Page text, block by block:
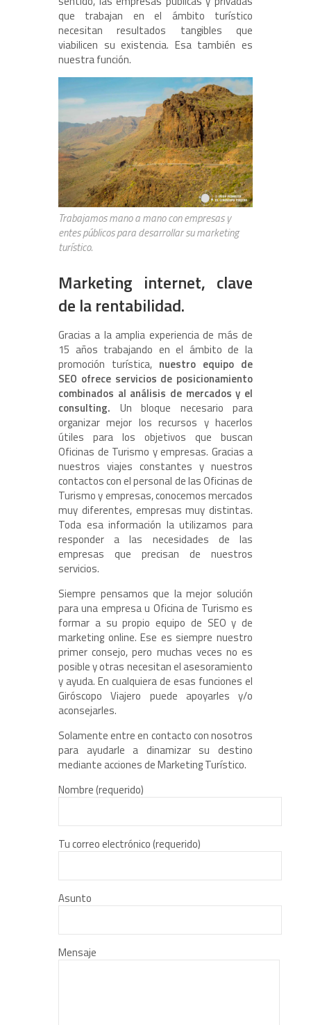
que trabajan en el ámbito turístico
necesitan resultados tangibles que
viabilicen su existencia. Esa también es
nuestra función.
Trabajamos mano a mano con empresas y
entes públicos para desarrollar su marketing
turístico.
Marketing internet, clave
de la rentabilidad.
Gracias a la amplia experiencia de más de
15 años trabajando en el ámbito de la
promoción turística, nuestro equipo de
SEO ofrece servicios de posicionamiento
combinados al análisis de mercados y el
consulting. Un bloque necesario para
organizar mejor los recursos y hacerlos
útiles para los objetivos que buscan
Oficinas de Turismo y empresas. Gracias a
nuestros viajes constantes y nuestros
contactos con el personal de las Oficinas de
Turismo y empresas, conocemos mercados
muy diferentes, empresas muy distintas.
Toda esa información la utilizamos para
responder a las necesidades de las
empresas que precisan de nuestros
servicios.
Siempre pensamos que la mejor solución
para una empresa u Oficina de Turismo es
formar a su propio equipo de SEO y de
marketing online. Ese es siempre nuestro
primer consejo, pero muchas veces no es
posible y otras necesitan el asesoramiento
y ayuda. En cualquiera de esas funciones el
Giróscopo Viajero puede apoyarles y/o
aconsejarles.
Solamente entre en contacto con nosotros
para ayudarle a dinamizar su destino
mediante acciones de Marketing Turístico.
Nombre (requerido)
Tu correo electrónico (requerido)
Asunto
Mensaje